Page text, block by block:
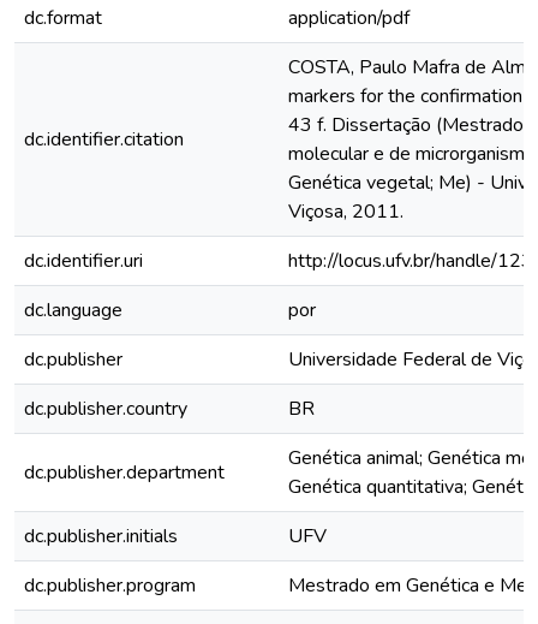
dc.format
application/pdf
dc.identifier.citation
COSTA, Paulo Mafra de
markers for the confirmation
43 f. Dissertação (Mestrado
molecular e de
Genética vegetal; Me) -
Viçosa, 2011.
dc.identifier.uri
http://locus.ufv.br/handle/
dc.language
por
dc.publisher
Universidade Federal de
dc.publisher.country
BR
dc.publisher.department
Genética animal; Genética
Genética quantitativa;
dc.publisher.initials
UFV
dc.publisher.program
Mestrado em Genética e